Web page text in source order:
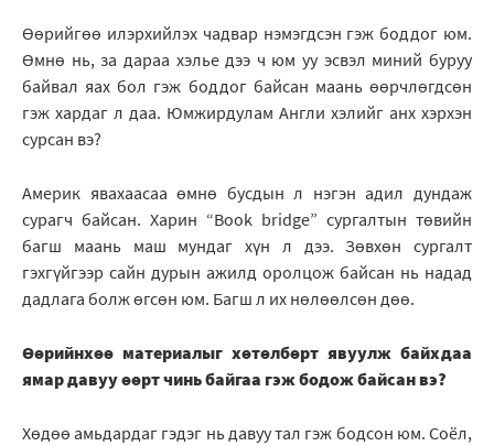
Өөрийгөө илэрхийлэх чадвар нэмэгдсэн гэж боддог юм.
Өмнө нь, за дараа хэлье дээ ч юм уу эсвэл миний буруу
байвал яах бол гэж боддог байсан маань өөрчлөгдсөн
гэж хардаг л даа. Юмжирдулам Англи хэлийг анх хэрхэн
сурсан вэ?
Америк явахаасаа өмнө бусдын л нэгэн адил дундаж
сурагч байсан. Харин “Book bridge” сургалтын төвийн
багш маань маш мундаг хүн л дээ. Зөвхөн сургалт
гэхгүйгээр сайн дурын ажилд оролцож байсан нь надад
дадлага болж өгсөн юм. Багш л их нөлөөлсөн дөө.
Өөрийнхөө материалыг хөтөлбөрт явуулж байхдаа
ямар давуу өөрт чинь байгаа гэж бодож байсан вэ?
Хөдөө амьдардаг гэдэг нь давуу тал гэж бодсон юм. Соёл,